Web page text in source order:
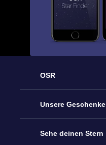
OSR
Service
Kontakt
Unsere Geschenke
Sterne schenken
Sehe deinen Stern